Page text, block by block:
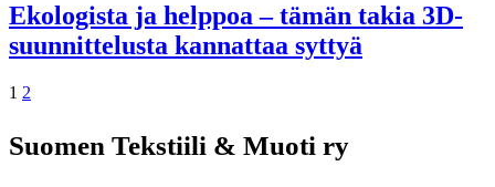
Ekologista ja helppoa – tämän takia 3D-
suunnittelusta kannattaa syttyä
Artikkelien
1 2
Suomen Tekstiili & Muoti ry